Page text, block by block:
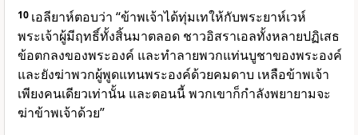
10 เอลียาห์ตอบว่า “ข้าพเจ้าได้ทุ่มเทให้กับพระยาห์เวห์
พระเจ้าผู้มีฤทธิ์ทั้งสิ้นมาตลอด ชาวอิสราเอลทั้งหลายปฏิเสธ
ข้อตกลงของพระองค์ และทำลายพวกแท่นบูชาของพระองค์
และยังฆ่าพวกผู้พูดแทนพระองค์ด้วยคมดาบ เหลือข้าพเจ้า
เพียงคนเดียวเท่านั้น และตอนนี้ พวกเขาก็กำลังพยายามจะ
ฆ่าข้าพเจ้าด้วย”